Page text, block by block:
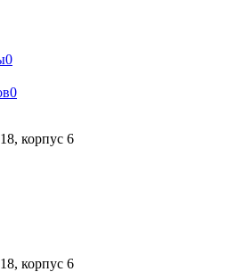
0
0
корпус 6
корпус 6